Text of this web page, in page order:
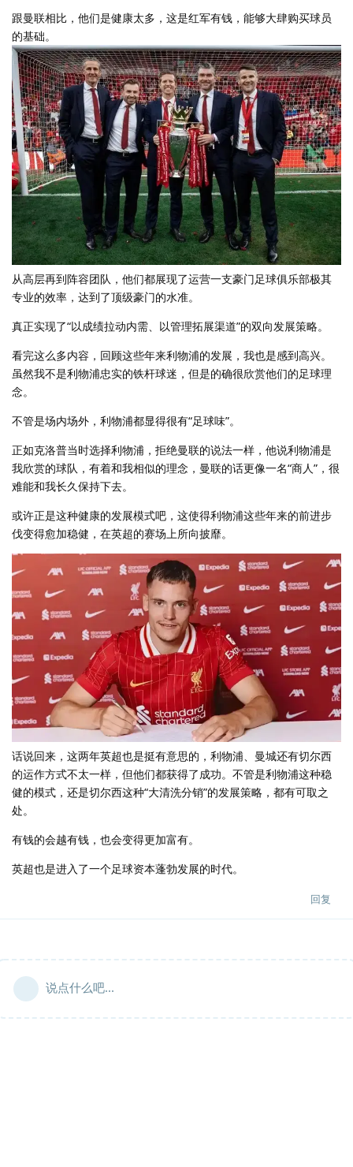
跟曼联相比，他们是健康太多，这是红军有钱，能够大肆购买球员
的基础。
从高层再到阵容团队，他们都展现了运营一支豪门足球俱乐部极其
专业的效率，达到了顶级豪门的水准。
真正实现了“以成绩拉动内需、以管理拓展渠道”的双向发展策略。
看完这么多内容，回顾这些年来利物浦的发展，我也是感到高兴。
虽然我不是利物浦忠实的铁杆球迷，但是的确很欣赏他们的足球理
念。
不管是场内场外，利物浦都显得很有“足球味”。
正如克洛普当时选择利物浦，拒绝曼联的说法一样，他说利物浦是
我欣赏的球队，有着和我相似的理念，曼联的话更像一名“商人”，很
难能和我长久保持下去。
或许正是这种健康的发展模式吧，这使得利物浦这些年来的前进步
伐变得愈加稳健，在英超的赛场上所向披靡。
话说回来，这两年英超也是挺有意思的，利物浦、曼城还有切尔西
的运作方式不太一样，但他们都获得了成功。不管是利物浦这种稳
健的模式，还是切尔西这种“大清洗分销”的发展策略，都有可取之
处。
有钱的会越有钱，也会变得更加富有。
英超也是进入了一个足球资本蓬勃发展的时代。
回复
说点什么吧...